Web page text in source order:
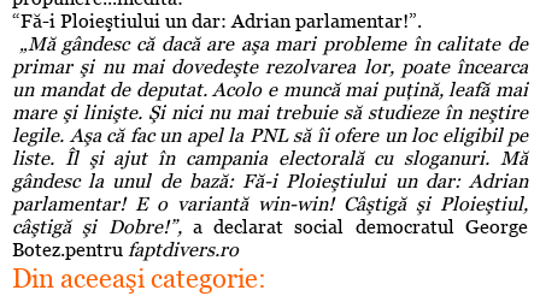
“Fă-i Ploieştiului un dar: Adrian parlamentar!”.
„Mă gândesc că dacă are aşa mari probleme în calitate de
primar şi nu mai dovedeşte rezolvarea lor, poate încearca
un mandat de deputat. Acolo e muncă mai puţină, leafă mai
mare şi linişte. Şi nici nu mai trebuie să studieze în neştire
legile. Aşa că fac un apel la PNL să îi ofere un loc eligibil pe
liste. Îl şi ajut în campania electorală cu sloganuri. Mă
gândesc la unul de bază: Fă-i Ploieştiului un dar: Adrian
parlamentar! E o variantă win-win! Câştigă şi Ploieştiul,
câştigă şi Dobre!”,a declarat social democratul George
Botez.pentru faptdivers.ro
Din aceeaşi categorie: